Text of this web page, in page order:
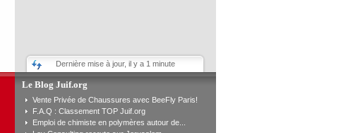
Dernière mise à jour, il y a 1 minute
Le Blog Juif.org
Vente Privée de Chaussures avec BeeFly Paris!
F.A.Q : Classement TOP Juif.org
Emploi de chimiste en polymères autour de...